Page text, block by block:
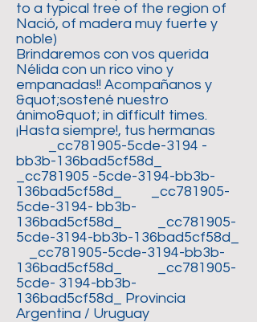
to a typical tree of the region of
Nació, of madera muy fuerte y
noble)
Brindaremos con vos querida
Nélida con un rico vino y
empanadas!! Acompañanos y
&quot;sostené nuestro
ánimo&quot; in difficult times.
¡Hasta siempre!, tus hermanas
_cc781905-5cde-3194 -
bb3b-136bad5cf58d_
_cc781905 -5cde-3194-bb3b-
136bad5cf58d_ _cc781905-
5cde-3194- bb3b-
136bad5cf58d_ _cc781905-
5cde-3194-bb3b-136bad5cf58d_
_cc781905-5cde-3194-bb3b-
136bad5cf58d_ _cc781905-
5cde- 3194-bb3b-
136bad5cf58d_ Provincia
Argentina / Uruguay